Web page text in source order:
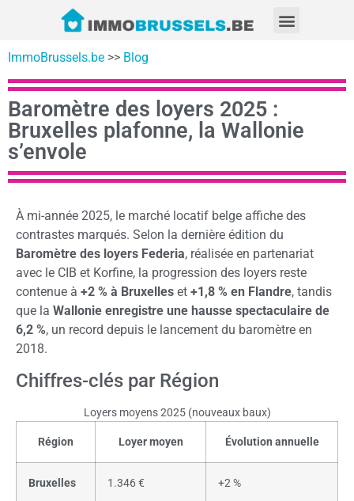
ImmoBrussels.be >> Blog
Baromètre des loyers 2025 :
Bruxelles plafonne, la Wallonie
s’envole
À mi-année 2025, le marché locatif belge affiche des
contrastes marqués. Selon la dernière édition du
Baromètre des loyers Federia, réalisée en partenariat
avec le CIB et Korfine, la progression des loyers reste
contenue à +2 % à Bruxelles et +1,8 % en Flandre, tandis
que la Wallonie enregistre une hausse spectaculaire de
6,2 %, un record depuis le lancement du baromètre en
2018.
Chiffres-clés par Région
Loyers moyens 2025 (nouveaux baux)
Région Loyer moyen Évolution annuelle
Bruxelles 1.346 € +2 %